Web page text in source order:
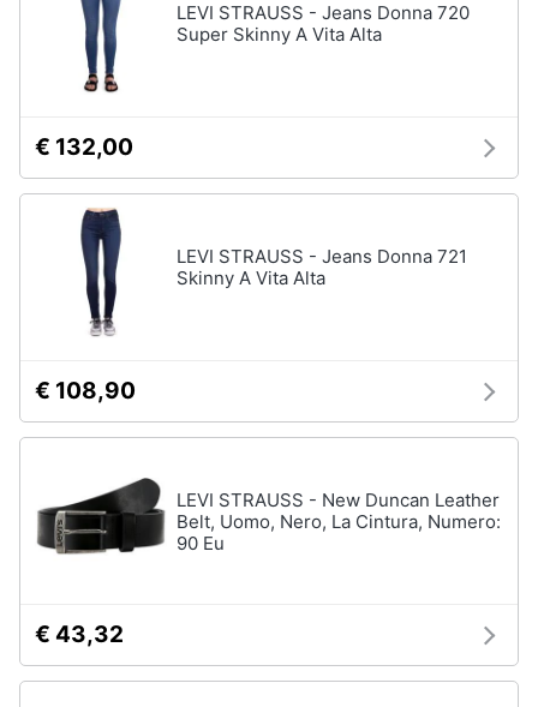
LEVI STRAUSS - Jeans Donna 720
Super Skinny A Vita Alta
€ 132,00
LEVI STRAUSS - Jeans Donna 721
Skinny A Vita Alta
€ 108,90
LEVI STRAUSS - New Duncan Leather
Belt, Uomo, Nero, La Cintura, Numero:
90 Eu
€ 43,32